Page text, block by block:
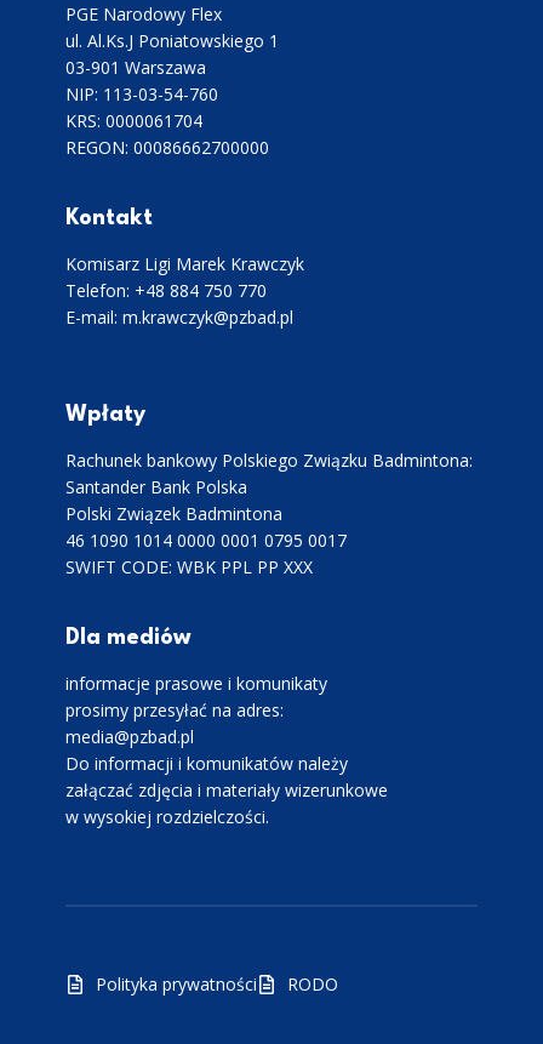
PGE Narodowy Flex
ul. Al.Ks.J Poniatowskiego 1
03-901 Warszawa
NIP: 113-03-54-760
KRS: 0000061704
REGON: 00086662700000
Kontakt
Komisarz Ligi Marek Krawczyk
Telefon: +48 884 750 770
E-mail: m.krawczyk@pzbad.pl
Wpłaty
Rachunek bankowy Polskiego Związku Badmintona:
Santander Bank Polska
Polski Związek Badmintona
46 1090 1014 0000 0001 0795 0017
SWIFT CODE: WBK PPL PP XXX
Dla mediów
informacje prasowe i komunikaty
prosimy przesyłać na adres:
media@pzbad.pl
Do informacji i komunikatów należy
załączać zdjęcia i materiały wizerunkowe
w wysokiej rozdzielczości.
Polityka prywatności RODO